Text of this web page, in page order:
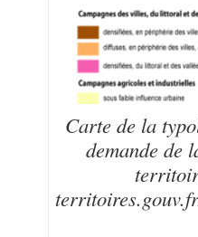
Carte de la
demande de